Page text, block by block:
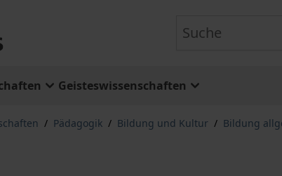
Geisteswissenschaften
/ Pädagogik / Bildung und Kultur / Bildung